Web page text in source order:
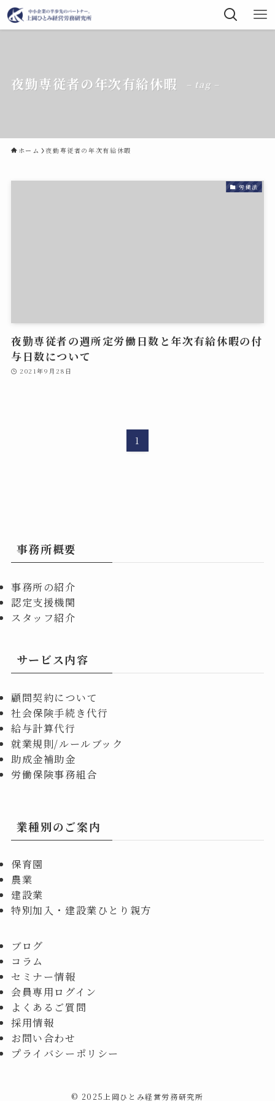
夜勤専従者の年次有給休暇 – tag –
ホーム 夜勤専従者の年次有給休暇
労働法
夜勤専従者の週所定労働日数と年次有給休暇の付
与日数について
2021年9月28日
1
事務所概要
事務所の紹介
認定支援機関
スタッフ紹介
サービス内容
顧問契約について
社会保険手続き代行
給与計算代行
就業規則/ルールブック
助成金補助金
労働保険事務組合
業種別のご案内
保育園
農業
建設業
特別加入・建設業ひとり親方
ブログ
コラム
セミナー情報
会員専用ログイン
よくあるご質問
採用情報
お問い合わせ
プライバシーポリシー
© 2025上岡ひとみ経営労務研究所